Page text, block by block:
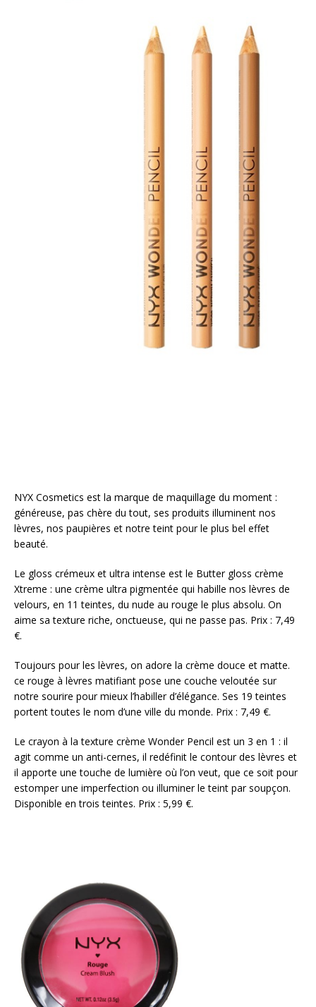
NYX Cosmetics est la marque de maquillage du moment :
généreuse, pas chère du tout, ses produits illuminent nos
lèvres, nos paupières et notre teint pour le plus bel effet
beauté.
Le gloss crémeux et ultra intense est le Butter gloss crème
Xtreme : une crème ultra pigmentée qui habille nos lèvres de
velours, en 11 teintes, du nude au rouge le plus absolu. On
aime sa texture riche, onctueuse, qui ne passe pas. Prix : 7,49
€.
Toujours pour les lèvres, on adore la crème douce et matte.
ce rouge à lèvres matifiant pose une couche veloutée sur
notre sourire pour mieux l’habiller d’élégance. Ses 19 teintes
portent toutes le nom d’une ville du monde. Prix : 7,49 €.
Le crayon à la texture crème Wonder Pencil est un 3 en 1 : il
agit comme un anti-cernes, il redéfinit le contour des lèvres et
il apporte une touche de lumière où l’on veut, que ce soit pour
estomper une imperfection ou illuminer le teint par soupçon.
Disponible en trois teintes. Prix : 5,99 €.